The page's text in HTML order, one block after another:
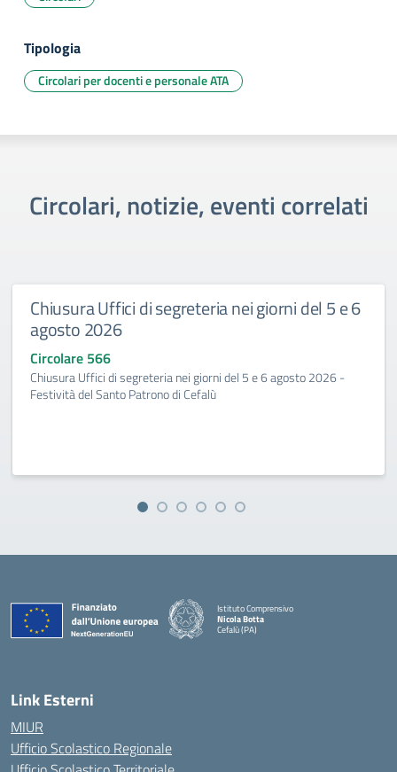
Tipologia
Circolari per docenti e personale ATA
Circolari, notizie, eventi correlati
Chiusura Uffici di segreteria nei giorni del 5 e 6
agosto 2026
Circolare 566
Chiusura Uffici di segreteria nei giorni del 5 e 6 agosto 2026 -
Festività del Santo Patrono di Cefalù
Istituto Comprensivo
Nicola Botta
Cefalù (PA)
Link Esterni
MIUR
Ufficio Scolastico Regionale